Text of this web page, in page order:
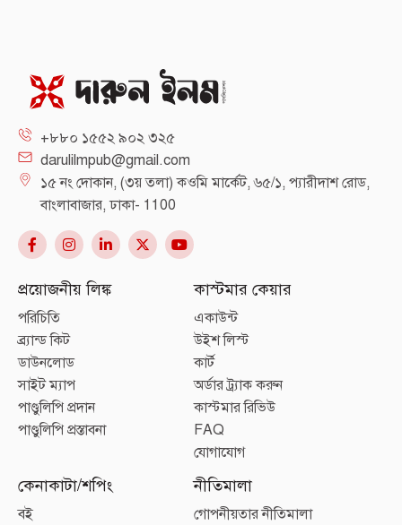
+৮৮০ ১৫৫২ ৯০২ ৩২৫
darulilmpub@gmail.com
১৫ নং দোকান, (৩য় তলা) কওমি মার্কেট, ৬৫/১, প্যারীদাশ রোড,
বাংলাবাজার, ঢাকা- 1100
প্রয়োজনীয় লিঙ্ক
পরিচিতি
ব্র্যান্ড কিট
ডাউনলোড
সাইট ম্যাপ
পাণ্ডুলিপি প্রদান
পাণ্ডুলিপি প্রস্তাবনা
কাস্টমার কেয়ার
একাউন্ট
উইশ লিস্ট
কার্ট
অর্ডার ট্র্যাক করুন
কাস্টমার রিভিউ
FAQ
যোগাযোগ
কেনাকাটা/শপিং
বই
নীতিমালা
গোপনীয়তার নীতিমালা